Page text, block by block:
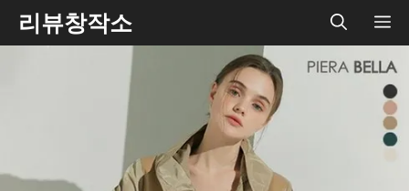
Skip리뷰창작소